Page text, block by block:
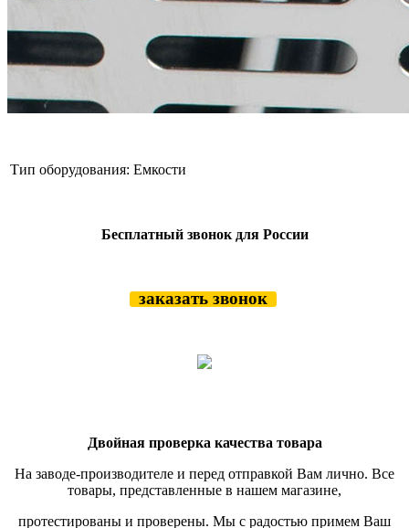
Тип оборудования: Емкости
Бесплатный звонок для России
заказать звонок
Двойная проверка качества товара
На заводе-производителе и перед отправкой Вам лично. Все
товары, представленные в нашем магазине,
протестированы и проверены. Мы с радостью примем Ваш